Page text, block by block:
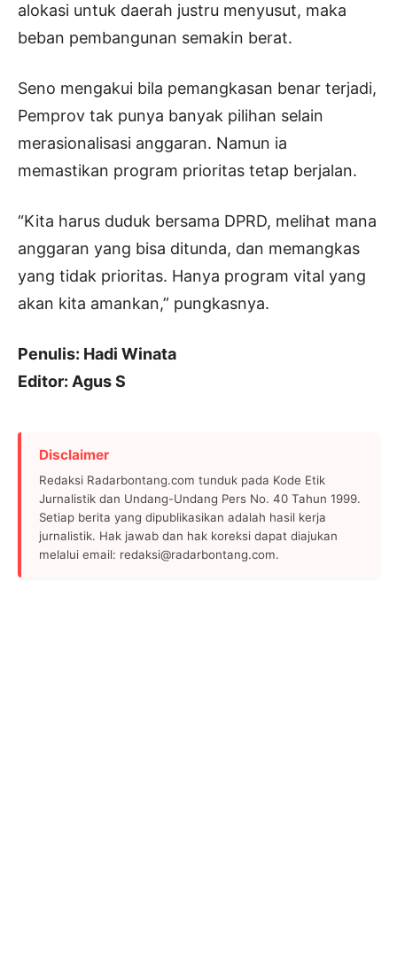
alokasi untuk daerah justru menyusut, maka
beban pembangunan semakin berat.
Seno mengakui bila pemangkasan benar terjadi,
Pemprov tak punya banyak pilihan selain
merasionalisasi anggaran. Namun ia
memastikan program prioritas tetap berjalan.
“Kita harus duduk bersama DPRD, melihat mana
anggaran yang bisa ditunda, dan memangkas
yang tidak prioritas. Hanya program vital yang
akan kita amankan,” pungkasnya.
Penulis: Hadi Winata
Editor: Agus S
Disclaimer
Redaksi Radarbontang.com tunduk pada Kode Etik
Jurnalistik dan Undang-Undang Pers No. 40 Tahun 1999.
Setiap berita yang dipublikasikan adalah hasil kerja
jurnalistik. Hak jawab dan hak koreksi dapat diajukan
melalui email: redaksi@radarbontang.com.